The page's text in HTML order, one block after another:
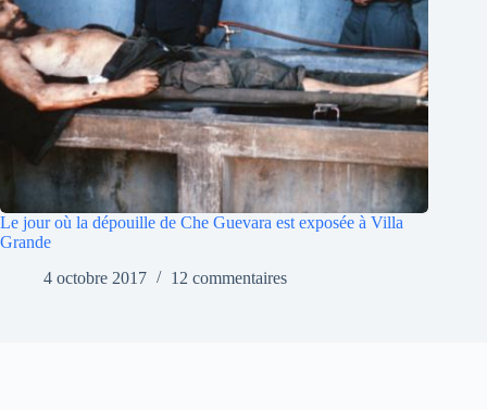
Le jour où la dépouille de Che Guevara est exposée à Villa
Grande
4 octobre 2017
12 commentaires